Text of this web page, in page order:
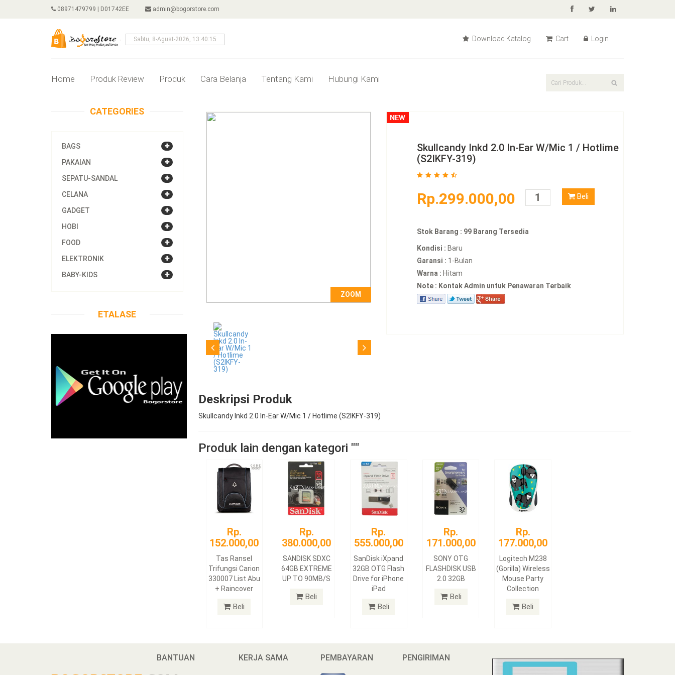
08971479799 | D01742EE admin@bogorstore.com
Sabtu, 8-Agust-2026, 13:40:15 Download Katalog Cart Login
Home Produk Review Produk Cara Belanja Tentang Kami Hubungi Kami
CATEGORIES
BAGS
PAKAIAN
SEPATU-SANDAL
CELANA
GADGET
HOBI
FOOD
ELEKTRONIK
BABY-KIDS
ETALASE
ZOOM
Skullcandy Inkd 2.0 In-Ear W/Mic 1 / Hotlime
(S2IKFY-319)
Rp.299.000,00 Beli
Stok Barang : 99 Barang Tersedia
Kondisi : Baru
Garansi : 1-Bulan
Warna : Hitam
Note : Kontak Admin untuk Penawaran Terbaik
Deskripsi Produk
Skullcandy Inkd 2.0 In-Ear W/Mic 1 / Hotlime (S2IKFY-319)
Produk lain dengan kategori ""
Rp.
152.000,00
Tas Ransel
Trifungsi Carion
330007 List Abu
+ Raincover
Beli
Rp.
380.000,00
SANDISK SDXC
64GB EXTREME
UP TO 90MB/S
Beli
Rp.
555.000,00
SanDisk iXpand
32GB OTG Flash
Drive for iPhone
iPad
Beli
Rp.
171.000,00
SONY OTG
FLASHDISK USB
2.0 32GB
Beli
Rp.
177.000,00
Logitech M238
(Gorilla) Wireless
Mouse Party
Collection
Beli
BANTUAN KERJA SAMA PEMBAYARAN PENGIRIMAN